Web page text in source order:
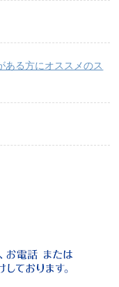
ある方にオススメのス